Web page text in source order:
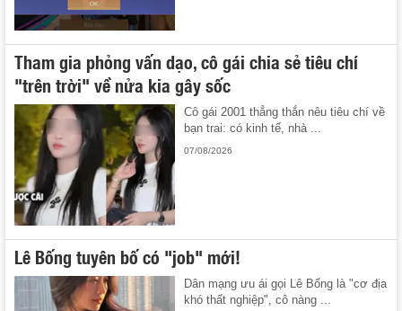
Tham gia phỏng vấn dạo, cô gái chia sẻ tiêu chí
"trên trời" về nửa kia gây sốc
Cô gái 2001 thẳng thắn nêu tiêu chí về
bạn trai: có kinh tế, nhà ...
07/08/2026
Lê Bống tuyên bố có "job" mới!
Dân mạng ưu ái gọi Lê Bống là "cơ địa
khó thất nghiệp", cô nàng ...